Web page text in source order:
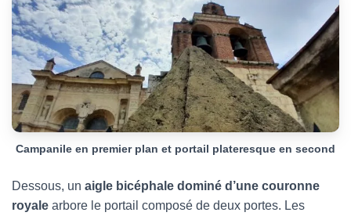
Campanile en premier plan et portail plateresque en second
Dessous, un aigle bicéphale dominé d’une couronne
royale arbore le portail composé de deux portes. Les